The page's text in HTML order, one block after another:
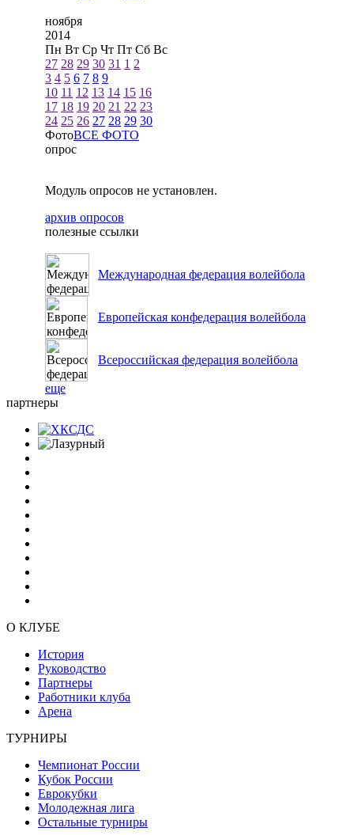
ноября
2014
Пн Вт Ср Чт Пт Сб Вс
27 28 29 30 31 1 2
3 4 5 6 7 8 9
10 11 12 13 14 15 16
17 18 19 20 21 22 23
24 25 26 27 28 29 30
ФотоВСЕ ФОТО
опрос
Модуль опросов не установлен.
архив опросов
полезные ссылки
Международная федерация волейбола
Европейская конфедерация волейбола
Всероссийская федерация волейбола
еще
партнеры
О КЛУБЕ
История
Руководство
Партнеры
Работники клуба
Арена
ТУРНИРЫ
Чемпионат России
Кубок России
Еврокубки
Молодежная лига
Остальные турниры